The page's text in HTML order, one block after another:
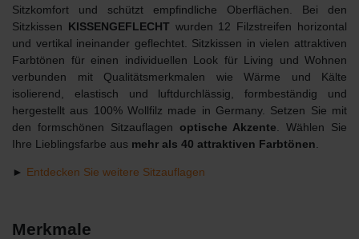
Sitzkomfort und schützt empfindliche Oberflächen. Bei den
Sitzkissen KISSENGEFLECHT wurden 12 Filzstreifen horizontal
und vertikal ineinander geflechtet. Sitzkissen in vielen attraktiven
Farbtönen für einen individuellen Look für Living und Wohnen
verbunden mit Qualitätsmerkmalen wie Wärme und Kälte
isolierend, elastisch und luftdurchlässig, formbeständig und
hergestellt aus 100% Wollfilz made in Germany. Setzen Sie mit
den formschönen Sitzauflagen optische Akzente . Wählen Sie
Ihre Lieblingsfarbe aus mehr als 40 attraktiven Farbtönen
► Entdecken Sie weitere Sitzauflagen
Merkmale